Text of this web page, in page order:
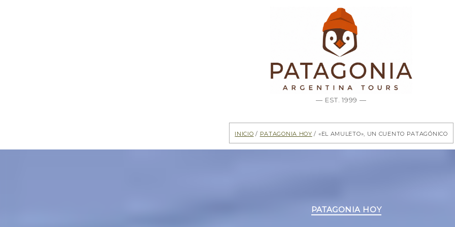
— EST. 1999 —
Inicio / Patagonia hoy / «El amuleto», un cuento patagónico
Categorías
PATAGONIA HOY